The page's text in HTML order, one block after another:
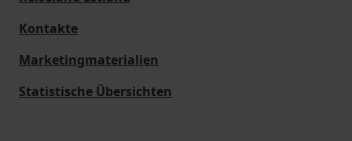
Kontakte
Marketingmaterialien
Statistische Übersichten